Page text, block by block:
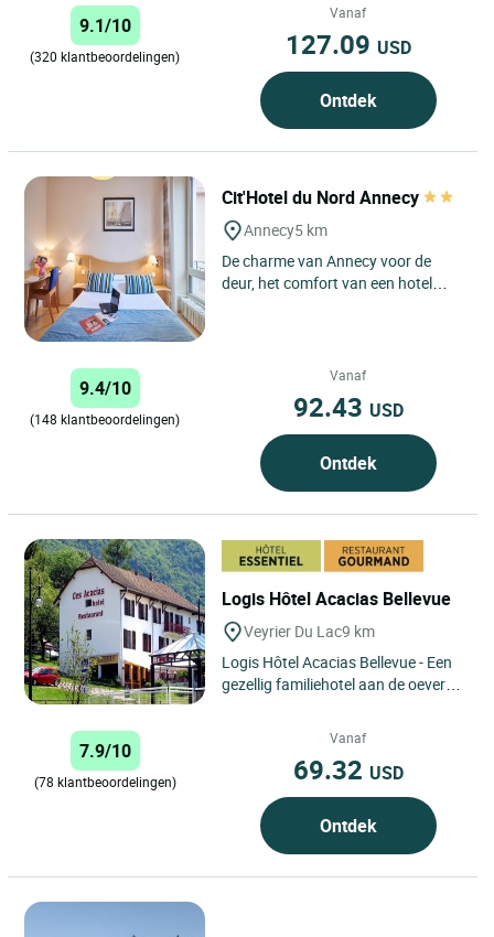
ervaring waar comfort en natuur...
9.1/10
(320 klantbeoordelingen)
Vanaf
127.09 USD
Ontdek
Cit'Hotel du Nord Annecy
Annecy5 km
De charme van Annecy voor de
deur, het comfort van een hotel
9.4/10
(148 klantbeoordelingen)
Vanaf
92.43 USD
Ontdek
Logis Hôtel Acacias Bellevue
Veyrier Du Lac9 km
Logis Hôtel Acacias Bellevue - Een
gezellig familiehotel aan de oever
natuur, authenticiteit...
7.9/10
(78 klantbeoordelingen)
Vanaf
69.32 USD
Ontdek